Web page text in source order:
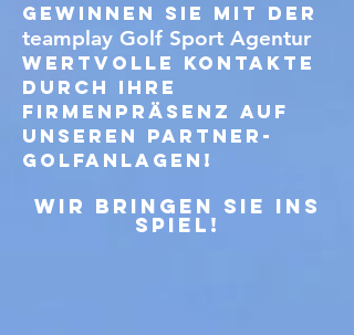
Gewinnen Sie mit der
teamplay Golf Sport Agentur
wertvolle Kontakte
durch Ihre
Firmenpräsenz auf
unseren Partner-
Golfanlagen!
Wir bringen Sie ins
Spiel!